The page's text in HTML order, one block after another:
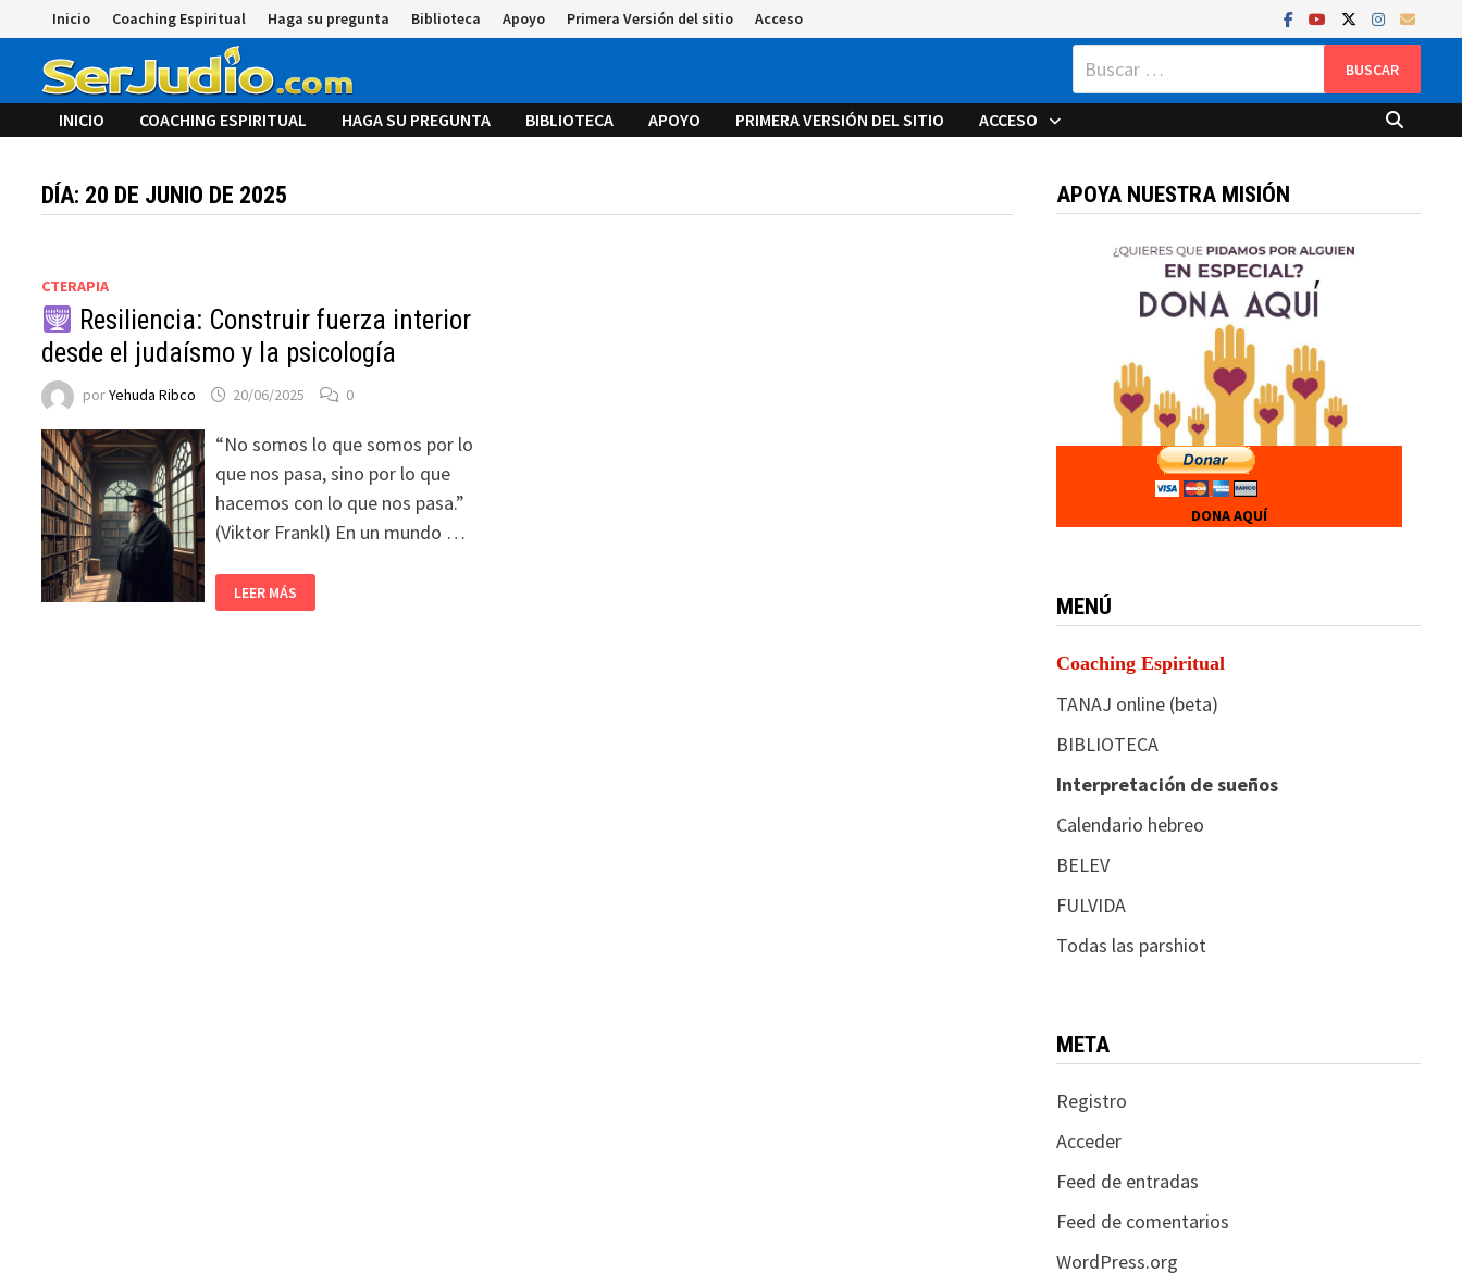
al
contenido
Inicio Coaching Espiritual Haga su pregunta Biblioteca Apoyo Primera Versión del sitio Acceso
Buscar:
INICIO COACHING ESPIRITUAL HAGA SU PREGUNTA BIBLIOTECA APOYO PRIMERA VERSIÓN DEL SITIO ACCESO
DÍA: 20 DE JUNIO DE 2025
CTERAPIA
Resiliencia: Construir fuerza interior
desde el judaísmo y la psicología
porYehuda Ribco 20/06/2025 0
“No somos lo que somos por lo
que nos pasa, sino por lo que
hacemos con lo que nos pasa.”
(Viktor Frankl) En un mundo …
LEER MÁS
APOYA NUESTRA MISIÓN
DONA AQUÍ
MENÚ
Coaching Espiritual
TANAJ online (beta)
BIBLIOTECA
Interpretación de sueños
Calendario hebreo
BELEV
FULVIDA
Todas las parshiot
META
Registro
Acceder
Feed de entradas
Feed de comentarios
WordPress.org